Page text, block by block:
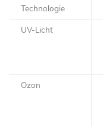
Technologie
UV-Licht
Ozon